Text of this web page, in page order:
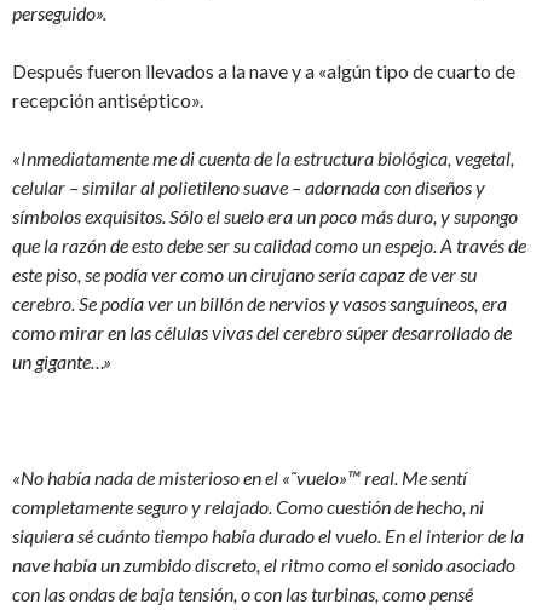
perseguido».
Después fueron llevados a la nave y a «algún tipo de cuarto de
recepción antiséptico».
«Inmediatamente me di cuenta de la estructura biológica, vegetal,
celular – similar al polietileno suave – adornada con diseños y
símbolos exquisitos. Sólo el suelo era un poco más duro, y supongo
que la razón de esto debe ser su calidad como un espejo. A través de
este piso, se podía ver como un cirujano sería capaz de ver su
cerebro. Se podía ver un billón de nervios y vasos sanguíneos, era
como mirar en las células vivas del cerebro súper desarrollado de
un gigante…»
«No había nada de misterioso en el «˜vuelo»™ real. Me sentí
completamente seguro y relajado. Como cuestión de hecho, ni
siquiera sé cuánto tiempo había durado el vuelo. En el interior de la
nave había un zumbido discreto, el ritmo como el sonido asociado
con las ondas de baja tensión, o con las turbinas, como pensé